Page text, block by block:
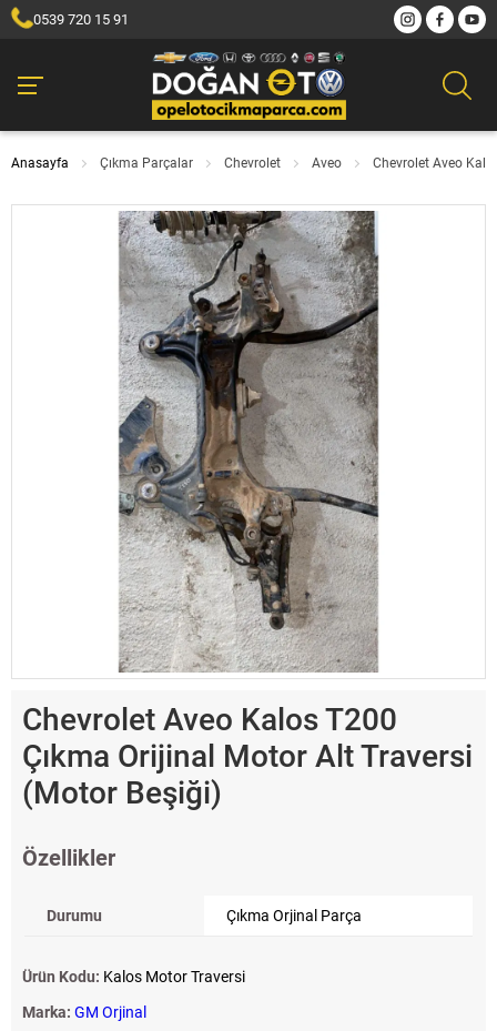
0539 720 15 91
Anasayfa Çıkma Parçalar Chevrolet Aveo Chevrolet Aveo
Chevrolet Aveo Kalos T200
Çıkma Orijinal Motor Alt Traversi
(Motor Beşiği)
Özellikler
Durumu Çıkma Orjinal Parça
Ürün Kodu: Kalos Motor Traversi
Marka: GM Orjinal